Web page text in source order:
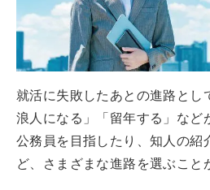
就活に失敗したあとの進路とし
浪人になる」「留年する」など
公務員を目指したり、知人の紹
ど、さまざまな進路を選ぶこと